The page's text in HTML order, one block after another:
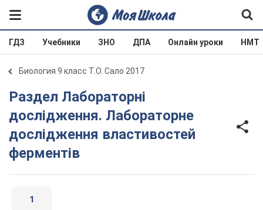
ГДЗ Учебники ЗНО ДПА Онлайн уроки НМТ
Биология 9 класс Т.О. Сало 2017
Раздел Лабораторні
дослідження. Лабораторне
дослідження властивостей
ферментів
1